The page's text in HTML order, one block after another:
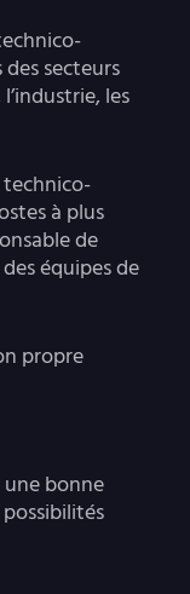
secteurs
les
à plus
de
équipes de
propre
bonne